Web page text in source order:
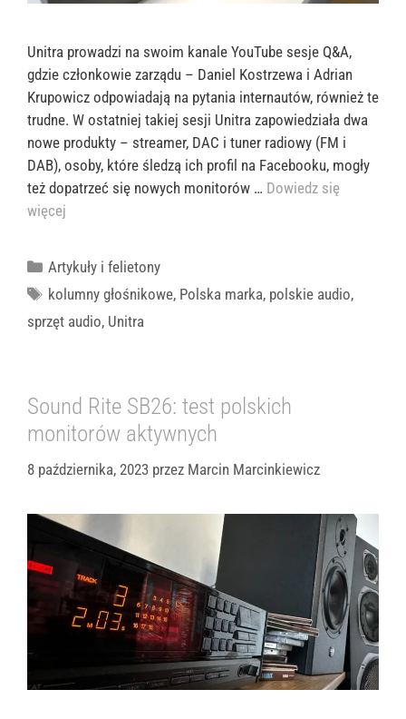
Unitra prowadzi na swoim kanale YouTube sesje Q&A,
gdzie członkowie zarządu – Daniel Kostrzewa i Adrian
Krupowicz odpowiadają na pytania internautów, również te
trudne. W ostatniej takiej sesji Unitra zapowiedziała dwa
nowe produkty – streamer, DAC i tuner radiowy (FM i
DAB), osoby, które śledzą ich profil na Facebooku, mogły
też dopatrzeć się nowych monitorów … Dowiedz się
więcej
Kategorie
Artykuły i felietony
Tagi
kolumny głośnikowe, Polska marka, polskie audio,
sprzęt audio, Unitra
Sound Rite SB26: test polskich
monitorów aktywnych
8 października, 2023 przez Marcin Marcinkiewicz